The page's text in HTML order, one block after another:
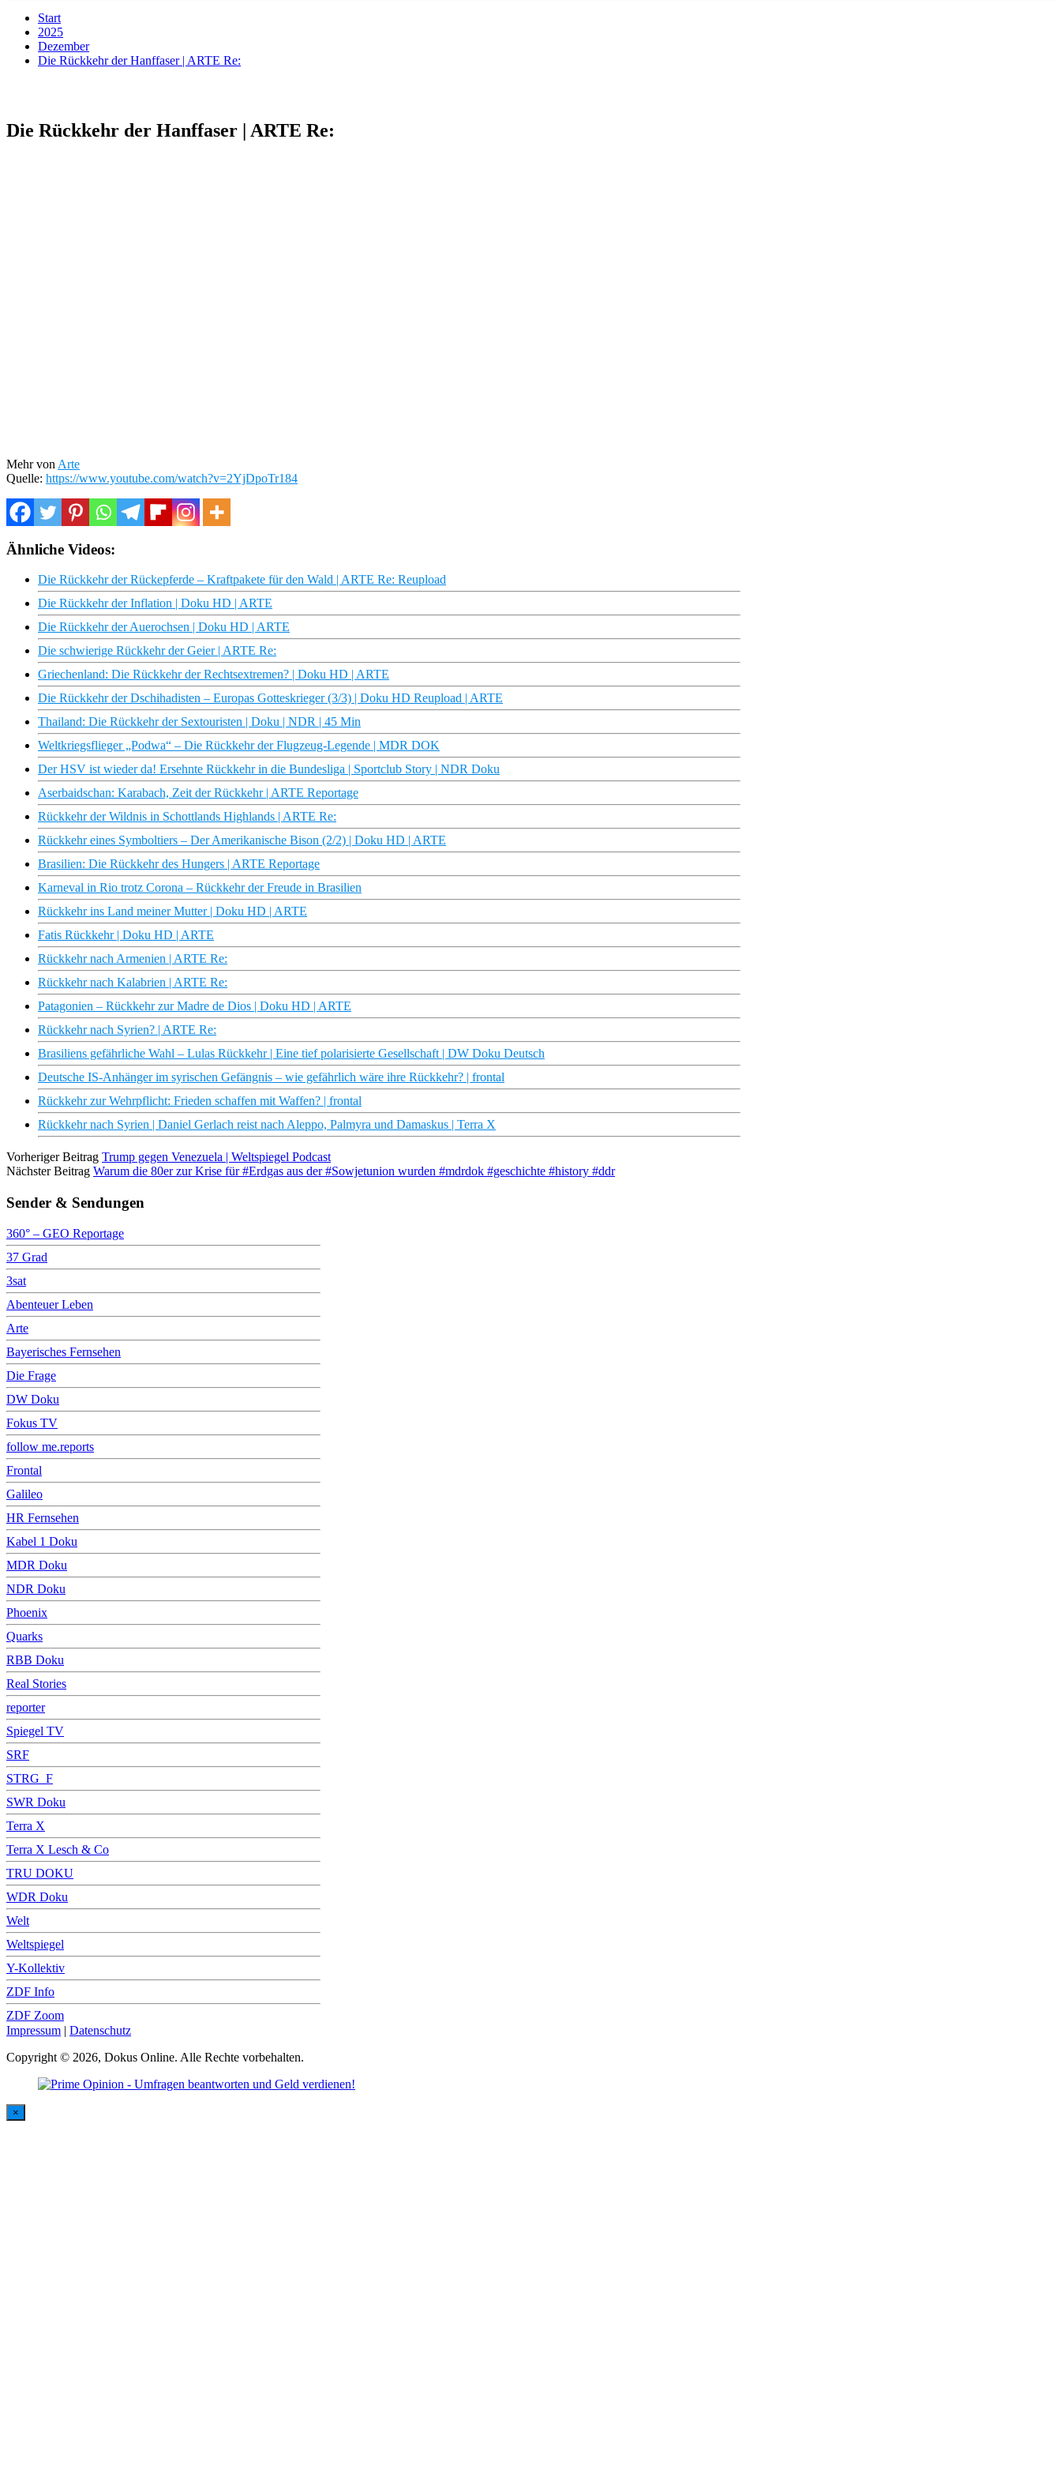
Start
2025
Dezember
Die Rückkehr der Hanffaser | ARTE Re:
Die Rückkehr der Hanffaser | ARTE Re:
Mehr von Arte
Quelle: https://www.youtube.com/watch?v=2YjDpoTr184
Ähnliche Videos:
Die Rückkehr der Rückepferde – Kraftpakete für den Wald | ARTE Re: Reupload
Die Rückkehr der Inflation | Doku HD | ARTE
Die Rückkehr der Auerochsen | Doku HD | ARTE
Die schwierige Rückkehr der Geier | ARTE Re:
Griechenland: Die Rückkehr der Rechtsextremen? | Doku HD | ARTE
Die Rückkehr der Dschihadisten – Europas Gotteskrieger (3/3) | Doku HD Reupload | ARTE
Thailand: Die Rückkehr der Sextouristen | Doku | NDR | 45 Min
Weltkriegsflieger „Podwa“ – Die Rückkehr der Flugzeug-Legende | MDR DOK
Der HSV ist wieder da! Ersehnte Rückkehr in die Bundesliga | Sportclub Story | NDR Doku
Aserbaidschan: Karabach, Zeit der Rückkehr | ARTE Reportage
Rückkehr der Wildnis in Schottlands Highlands | ARTE Re:
Rückkehr eines Symboltiers – Der Amerikanische Bison (2/2) | Doku HD | ARTE
Brasilien: Die Rückkehr des Hungers | ARTE Reportage
Karneval in Rio trotz Corona – Rückkehr der Freude in Brasilien
Rückkehr ins Land meiner Mutter | Doku HD | ARTE
Fatis Rückkehr | Doku HD | ARTE
Rückkehr nach Armenien | ARTE Re:
Rückkehr nach Kalabrien | ARTE Re:
Patagonien – Rückkehr zur Madre de Dios | Doku HD | ARTE
Rückkehr nach Syrien? | ARTE Re:
Brasiliens gefährliche Wahl – Lulas Rückkehr | Eine tief polarisierte Gesellschaft | DW Doku Deutsch
Deutsche IS-Anhänger im syrischen Gefängnis – wie gefährlich wäre ihre Rückkehr? | frontal
Rückkehr zur Wehrpflicht: Frieden schaffen mit Waffen? | frontal
Rückkehr nach Syrien | Daniel Gerlach reist nach Aleppo, Palmyra und Damaskus | Terra X
Vorheriger Beitrag Trump gegen Venezuela | Weltspiegel Podcast
Nächster Beitrag Warum die 80er zur Krise für #Erdgas aus der #Sowjetunion wurden #mdrdok #geschichte #history #ddr
Sender & Sendungen
360° – GEO Reportage
37 Grad
3sat
Abenteuer Leben
Arte
Bayerisches Fernsehen
Die Frage
DW Doku
Fokus TV
follow me.reports
Frontal
Galileo
HR Fernsehen
Kabel 1 Doku
MDR Doku
NDR Doku
Phoenix
Quarks
RBB Doku
Real Stories
reporter
Spiegel TV
SRF
STRG_F
SWR Doku
Terra X
Terra X Lesch & Co
TRU DOKU
WDR Doku
Welt
Weltspiegel
Y-Kollektiv
ZDF Info
ZDF Zoom
Impressum | Datenschutz
Copyright © 2026, Dokus Online. Alle Rechte vorbehalten.
×